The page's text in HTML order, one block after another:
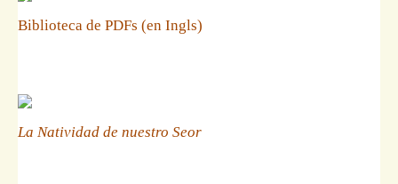
Biblioteca de PDFs (en Ingls)
La Natividad de nuestro Seor